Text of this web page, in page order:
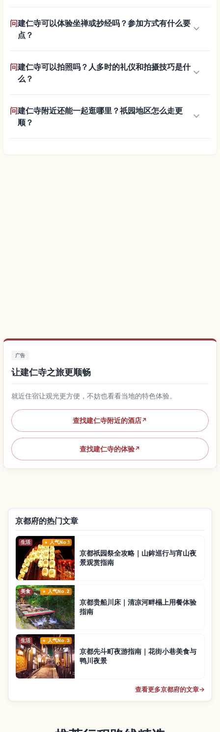
问建仁寺可以体验坐禅或抄经吗？参加方式有什么要
点？
keyboard_arrow_down
问建仁寺可以拍照吗？人多时的礼仪和拍摄技巧是什
么？
keyboard_arrow_down
问建仁寺附近还能一起逛哪里？祇园地区怎么走更
顺？
keyboard_arrow_down
广告
让建仁寺之旅更顺畅
就近住宿让观光更方便，不妨也看看当地的特色体验。
查找建仁寺附近的酒店↗
查找建仁寺的体验↗
京都府的热门文章
生活 人气No.1
京都祇园祭全攻略｜山鉾巡行与宵山夜
景观赏指南
美食 人气No.2
京都贵船川床｜清凉河畔榻上用餐体验
指南
生活 人气No.3
京都先斗町夜游指南｜花街小巷美食与
鸭川夜景
查看更多京都府的文章→